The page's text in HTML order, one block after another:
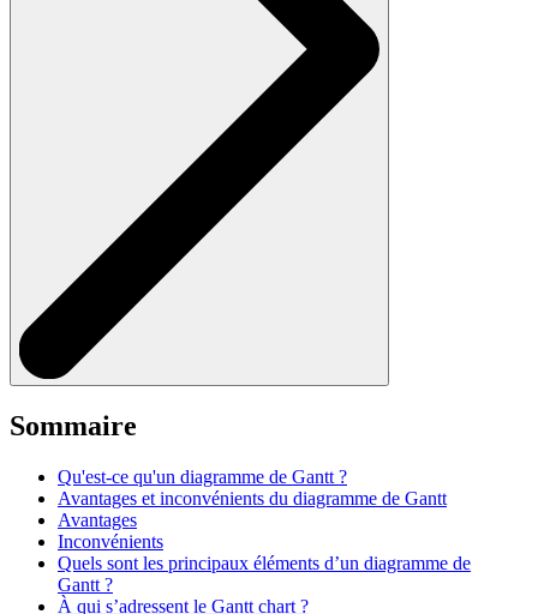
Sommaire
Qu'est-ce qu'un diagramme de Gantt ?
Avantages et inconvénients du diagramme de Gantt
Avantages
Inconvénients
Quels sont les principaux éléments d’un diagramme de
Gantt ?
À qui s’adressent le Gantt chart ?